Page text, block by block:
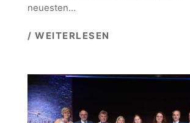
neuesten…
/ WEITERLESEN